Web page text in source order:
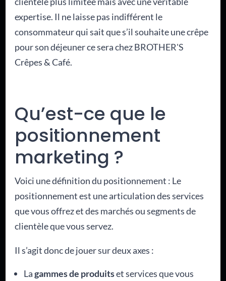
expertise. Il ne laisse pas indifférent le
consommateur qui sait que s’il souhaite une crêpe
pour son déjeuner ce sera chez BROTHER'S
Crêpes & Café.
Qu’est-ce que le
positionnement
marketing ?
Voici une définition du positionnement : Le
positionnement est une articulation des services
que vous offrez et des marchés ou segments de
clientèle que vous servez.
Il s’agit donc de jouer sur deux axes :
Lagammes de produitset services que vous